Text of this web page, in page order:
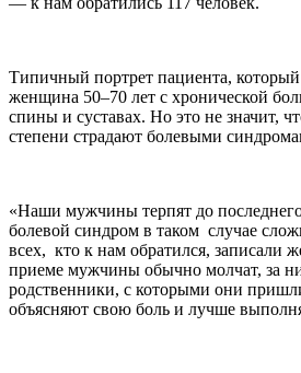
Типичный портрет пациента, который
женщина 50–70 лет с хронической
спины и суставах. Но это не значит,
степени страдают болевыми
«Наши мужчины терпят до
болевой синдром в таком случае
всех, кто к нам обратился, записали
приеме мужчины обычно молчат, за
родственники, с которыми они
объясняют свою боль и лучше